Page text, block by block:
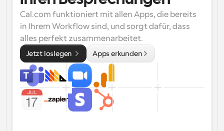
Cal.com funktioniert mit allen Apps, die bereits
in Ihrem Workflow sind, und sorgt dafür, dass
alles perfekt zusammenarbeitet.
Jetzt loslegen Apps erkunden